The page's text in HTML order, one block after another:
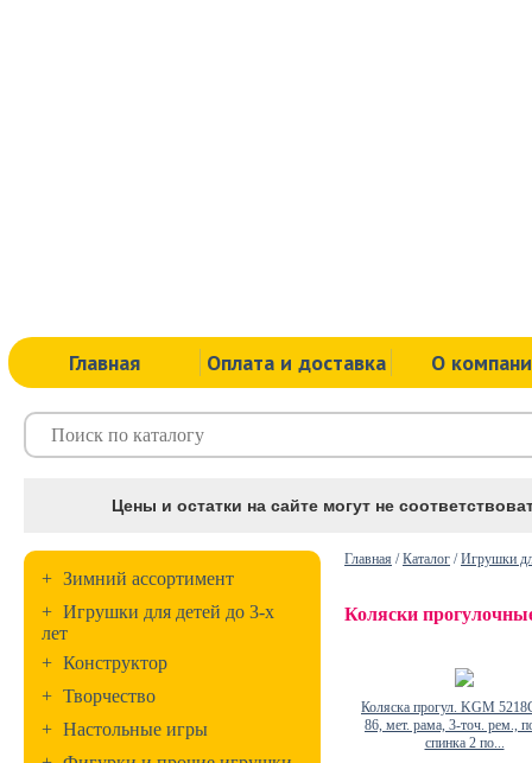
Главная Оплата и доставка О
Цены и остатки на сайте могут не
+ Зимний ассортимент
+ Игрушки для детей до 3-х
лет
+ Конструктор
+ Творчество
+ Настольные игры
Главная /Каталог /Игрушки
Коляски
Коляска прогул. KGM
86, мет. рама, 3-точ. рем.,
спинка 2 по...